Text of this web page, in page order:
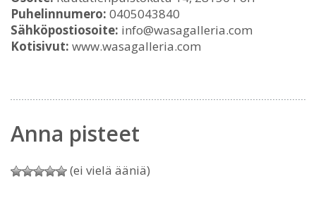
Puhelinnumero: 0405043840
Sähköpostiosoite: info@wasagalleria.com
Kotisivut: www.wasagalleria.com
Anna pisteet
(ei vielä ääniä)